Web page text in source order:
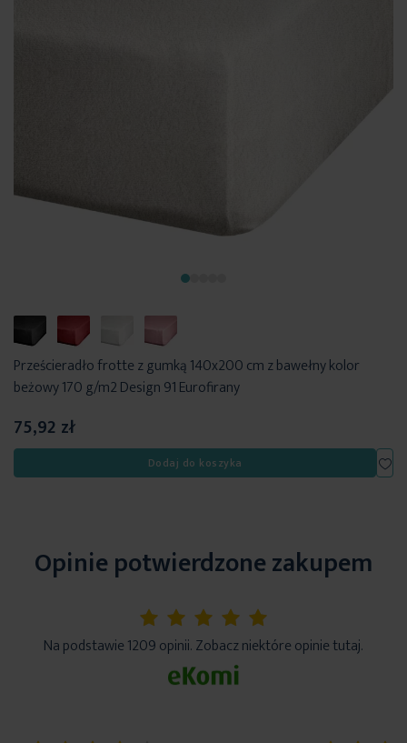
Prześcieradło frotte z gumką 140x200 cm z bawełny kolor
beżowy 170 g/m2 Design 91 Eurofirany
75,92 zł
Dodaj do koszyka
Opinie potwierdzone zakupem
5%
Na podstawie 1209 opinii. Zobacz niektóre opinie tutaj.